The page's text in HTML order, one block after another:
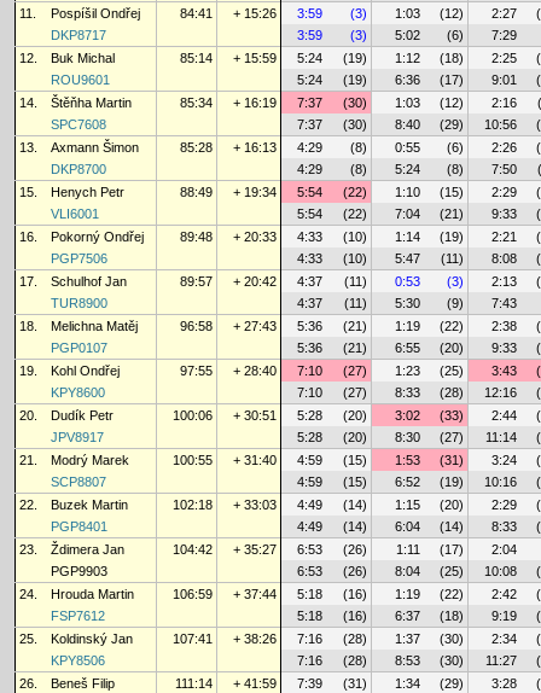
11.
Pospíšil Ondřej 84:41 + 15:26 3:59 (3) 1:03 (12) 2:27
DKP8717
3:59 (3) 5:02 (6)
7:29
12.
Buk Michal 85:14 + 15:59 5:24 (19) 1:12 (18) 2:25
ROU9601
5:24 (19) 6:36 (17) 9:01
14.
Štěňha Martin 85:34 + 16:19 7:37 (30) 1:03 (12) 2:16
SPC7608
7:37 (30) 8:40 (29) 10:56
13.
Axmann Šimon 85:28 + 16:13 4:29 (8) 0:55 (6) 2:26
DKP8700
4:29 (8) 5:24 (8) 7:50
15.
Henych Petr 88:49 + 19:34 5:54 (22) 1:10 (15) 2:29
VLI6001
5:54 (22) 7:04 (21) 9:33
16.
Pokorný Ondřej 89:48 + 20:33 4:33 (10) 1:14 (19) 2:21
PGP7506
4:33 (10) 5:47 (11) 8:08
17.
Schulhof Jan 89:57 + 20:42 4:37 (11) 0:53 (3) 2:13
TUR8900
4:37 (11) 5:30 (9)
7:43
18.
Melichna Matěj 96:58 + 27:43 5:36 (21) 1:19 (22) 2:38
PGP0107
5:36 (21) 6:55 (20) 9:33
19.
Kohl Ondřej 97:55 + 28:40 7:10 (27) 1:23 (25) 3:43
KPY8600
7:10 (27) 8:33 (28) 12:16
20.
Dudík Petr 100:06 + 30:51 5:28 (20) 3:02 (33) 2:44
JPV8917
5:28 (20) 8:30 (27) 11:14
21.
Modrý Marek 100:55 + 31:40 4:59 (15) 1:53 (31) 3:24
SCP8807
4:59 (15) 6:52 (19) 10:16
22.
Buzek Martin 102:18 + 33:03 4:49 (14) 1:15 (20) 2:29
PGP8401
4:49 (14) 6:04 (14) 8:33
23.
Ždimera Jan 104:42 + 35:27 6:53 (26) 1:11 (17)
2:04
PGP9903
6:53 (26) 8:04 (25) 10:08
24.
Hrouda Martin 106:59 + 37:44 5:18 (16) 1:19 (22) 2:42
FSP7612
5:18 (16) 6:37 (18) 9:19
25.
Koldinský Jan 107:41 + 38:26 7:16 (28) 1:37 (30) 2:34
KPY8506
7:16 (28) 8:53 (30) 11:27
26.
Beneš Filip 111:14 + 41:59 7:39 (31) 1:34 (29) 3:28